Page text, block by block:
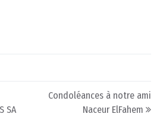
SA
Condoléances à notre ami
Naceur ElFahem